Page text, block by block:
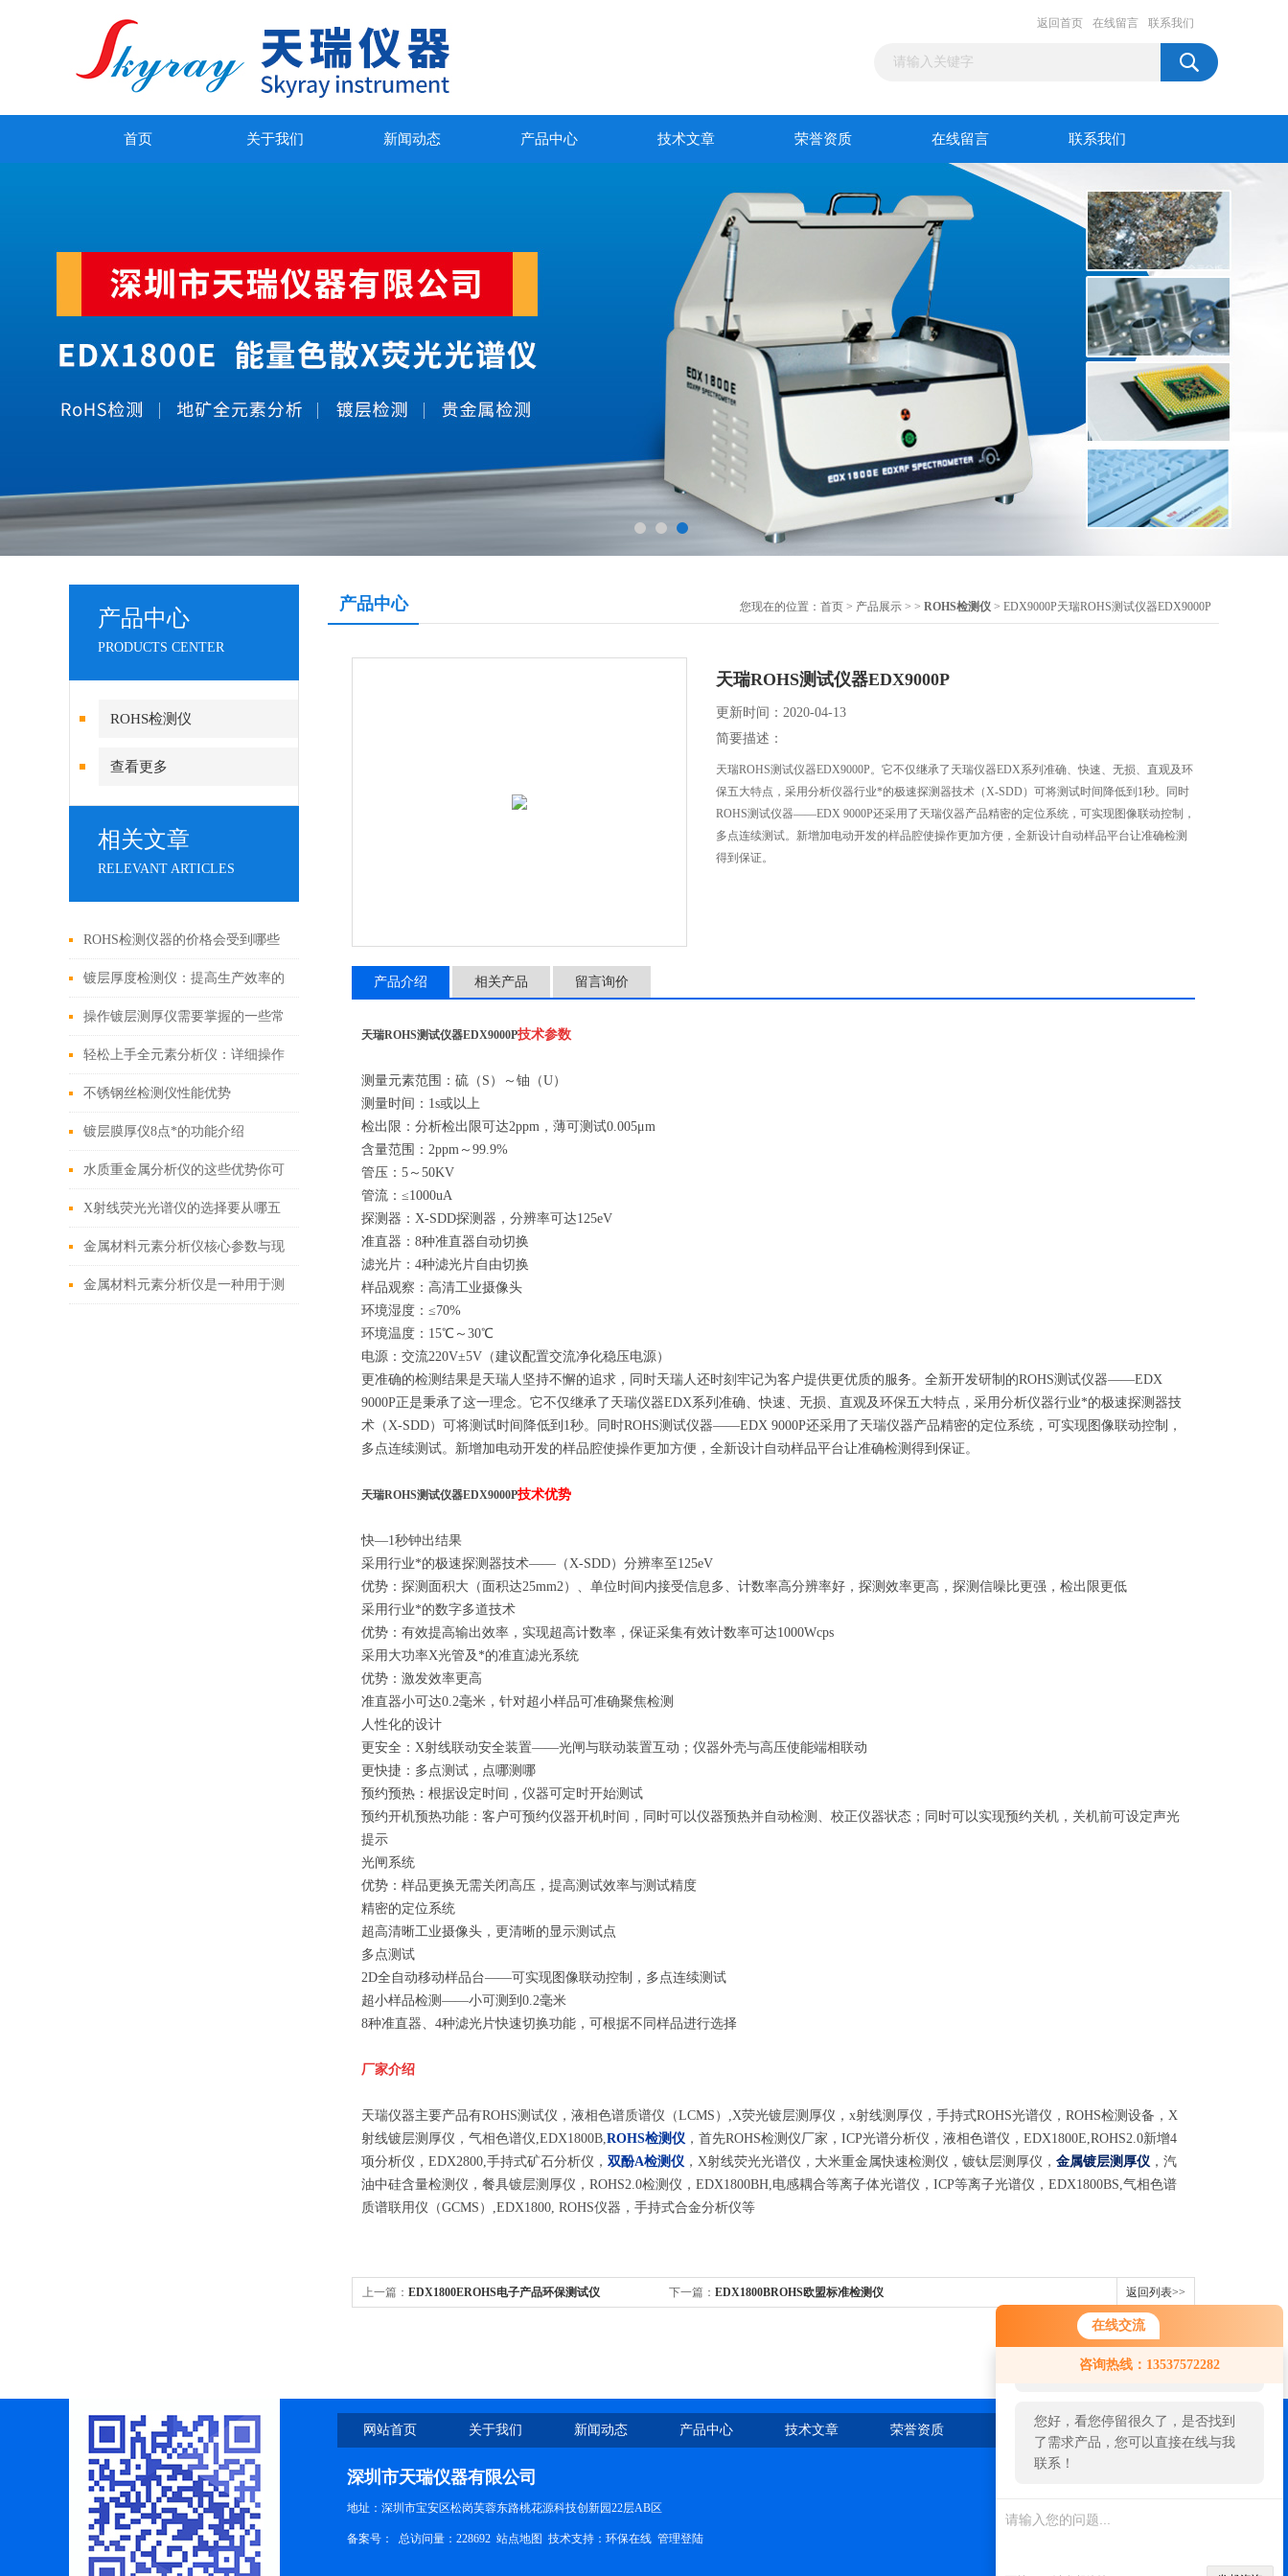
在线交流
咨询热线：13537572282
您好！欢迎前来咨询，很高兴为您
服务，请问您要咨询什么问题呢？
您好，看您停留很久了，是否找到
了需求产品，您可以直接在线与我
联系！
返回首页 在线留言 联系我们
首页 关于我们 新闻动态 产品中心 技术文章 荣誉资质 在线留言 联系我们
产品中心
PRODUCTS CENTER
ROHS检测仪
查看更多
相关文章
RELEVANT ARTICLES
ROHS检测仪器的价格会受到哪些
因素的影响
镀层厚度检测仪：提高生产效率的
有效工具
操作镀层测厚仪需要掌握的一些常
识
轻松上手全元素分析仪：详细操作
指南
不锈钢丝检测仪性能优势
镀层膜厚仪8点*的功能介绍
水质重金属分析仪的这些优势你可
都知道？
X射线荧光光谱仪的选择要从哪五
点入
金属材料元素分析仪核心参数与现
场应用指南
金属材料元素分析仪是一种用于测
产品中心 您现在的位置： 首页 > 产品展示 > > ROHS检测仪 > EDX9000P天瑞ROHS测试仪器EDX9000P
天瑞ROHS测试仪器EDX9000P
更新时间：2020-04-13
简要描述：
天瑞ROHS测试仪器EDX9000P。它不仅继承了天瑞仪器EDX系列准确、快速、无损、直观及环
保五大特点，采用分析仪器行业*的极速探测器技术（X-SDD）可将测试时间降低到1秒。同时
ROHS测试仪器——EDX 9000P还采用了天瑞仪器产品精密的定位系统，可实现图像联动控制，
多点连续测试。新增加电动开发的样品腔使操作更加方便，全新设计自动样品平台让准确检测
得到保证。
产品介绍 相关产品 留言询价
天瑞ROHS测试仪器EDX9000P技术参数
测量元素范围：硫（S）～铀（U）
测量时间：1s或以上
检出限：分析检出限可达2ppm，薄可测试0.005μm
含量范围：2ppm～99.9%
管压：5～50KV
管流：≤1000uA
探测器：X-SDD探测器，分辨率可达125eV
准直器：8种准直器自动切换
滤光片：4种滤光片自由切换
样品观察：高清工业摄像头
环境湿度：≤70%
环境温度：15℃～30℃
电源：交流220V±5V（建议配置交流净化稳压电源）
更准确的检测结果是天瑞人坚持不懈的追求，同时天瑞人还时刻牢记为客户提供更优质的服务。全新开发研制的ROHS测试仪器——EDX
9000P正是秉承了这一理念。它不仅继承了天瑞仪器EDX系列准确、快速、无损、直观及环保五大特点，采用分析仪器行业*的极速探测器技
术（X-SDD）可将测试时间降低到1秒。同时ROHS测试仪器——EDX 9000P还采用了天瑞仪器产品精密的定位系统，可实现图像联动控制，
多点连续测试。新增加电动开发的样品腔使操作更加方便，全新设计自动样品平台让准确检测得到保证。
天瑞ROHS测试仪器EDX9000P技术优势
快—1秒钟出结果
采用行业*的极速探测器技术——（X-SDD）分辨率至125eV
优势：探测面积大（面积达25mm2）、单位时间内接受信息多、计数率高分辨率好，探测效率更高，探测信噪比更强，检出限更低
采用行业*的数字多道技术
优势：有效提高输出效率，实现超高计数率，保证采集有效计数率可达1000Wcps
采用大功率X光管及*的准直滤光系统
优势：激发效率更高
准直器小可达0.2毫米，针对超小样品可准确聚焦检测
人性化的设计
更安全：X射线联动安全装置——光闸与联动装置互动；仪器外壳与高压使能端相联动
更快捷：多点测试，点哪测哪
预约预热：根据设定时间，仪器可定时开始测试
预约开机预热功能：客户可预约仪器开机时间，同时可以仪器预热并自动检测、校正仪器状态；同时可以实现预约关机，关机前可设定声光
提示
光闸系统
优势：样品更换无需关闭高压，提高测试效率与测试精度
精密的定位系统
超高清晰工业摄像头，更清晰的显示测试点
多点测试
2D全自动移动样品台——可实现图像联动控制，多点连续测试
超小样品检测——小可测到0.2毫米
8种准直器、4种滤光片快速切换功能，可根据不同样品进行选择
厂家介绍
天瑞仪器主要产品有ROHS测试仪，液相色谱质谱仪（LCMS）,X荧光镀层测厚仪，x射线测厚仪，手持式ROHS光谱仪，ROHS检测设备，X
射线镀层测厚仪，气相色谱仪,EDX1800B,ROHS检测仪 ，首先ROHS检测仪厂家，ICP光谱分析仪，液相色谱仪，EDX1800E,ROHS2.0新增4
项分析仪，EDX2800,手持式矿石分析仪， 双酚A检测仪 ，X射线荧光光谱仪，大米重金属快速检测仪，镀钛层测厚仪， 金属镀层测厚仪 ，汽
油中硅含量检测仪，餐具镀层测厚仪，ROHS2.0检测仪，EDX1800BH,电感耦合等离子体光谱仪，ICP等离子光谱仪，EDX1800BS,气相色谱
质谱联用仪（GCMS）,EDX1800, ROHS仪器，手持式合金分析仪等
上一篇： EDX1800EROHS电子产品环保测试仪 下一篇： EDX1800BROHS欧盟标准检测仪 返回列表>>
网站首页 关于我们 新闻动态 产品中心 技术文章 荣誉资质 在线留言 联系我们
深圳市天瑞仪器有限公司
地址：深圳市宝安区松岗芙蓉东路桃花源科技创新园22层AB区
备案号： 总访问量：228692 站点地图 技术支持： 环保在线 管理登陆